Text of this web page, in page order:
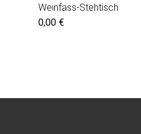
Weinfass-Stehtisch
0,00 €